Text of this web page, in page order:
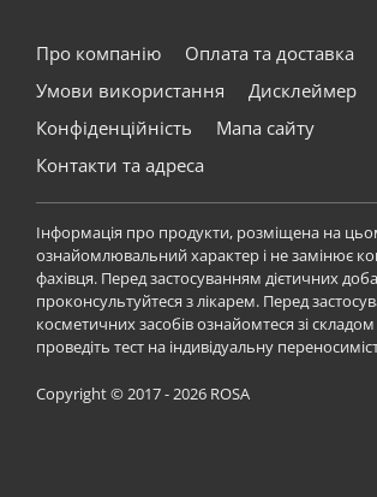
Про компанію
Оплата та доставка
Умови використання
Дисклеймер
Конфіденційність
Мапа сайту
Контакти та адреса
Інформація про продукти, розміщена на
ознайомлювальний характер і не замінює
фахівця. Перед застосуванням дієтичних
проконсультуйтеся з лікарем. Перед
косметичних засобів ознайомтеся зі складом
проведіть тест на індивідуальну
Copyright © 2017 - 2026 ROSA